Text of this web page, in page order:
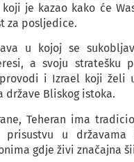
koji je kazao kako će
za posljedice.
u kojoj se
a svoju stratešku
i Izrael koji želi
države Bliskog istoka.
Teheran ima
prisustvu u državama
gdje živi značajna